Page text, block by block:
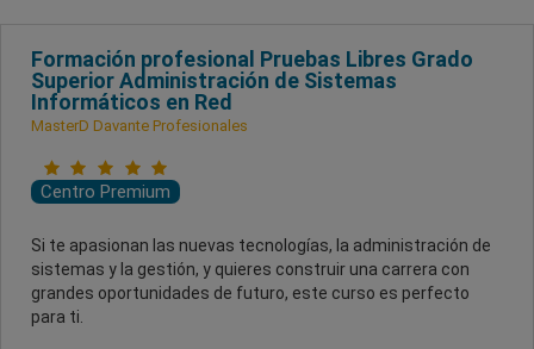
Formación profesional Pruebas Libres Grado
Superior Administración de Sistemas
Informáticos en Red
MasterD Davante Profesionales
Centro Premium
Si te apasionan las nuevas tecnologías, la administración de
sistemas y la gestión, y quieres construir una carrera con
grandes oportunidades de futuro, este curso es perfecto
para ti.